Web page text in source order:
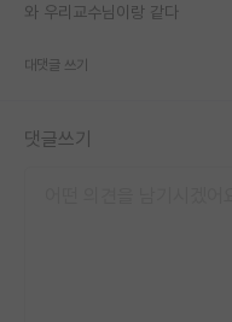
와 우리교수님이랑 같다
대댓글 쓰기
댓글쓰기